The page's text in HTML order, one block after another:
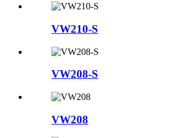
VW210-S
VW208-S
VW208